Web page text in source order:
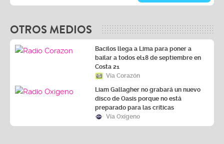
OTROS MEDIOS
Bacilos llega a Lima para poner a
bailar a todos el18 de septiembre en
Costa 21
Vía Corazón
Liam Gallagher no grabará un nuevo
disco de Oasis porque no está
preparado para las críticas
Vía Oxígeno